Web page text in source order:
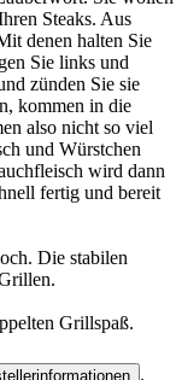
Steaks. Aus
denen halten Sie
Sie links und
zünden Sie sie
kommen in die
also nicht so viel
und Würstchen
wird dann
fertig und bereit
Die stabilen
Grillspaß.
.